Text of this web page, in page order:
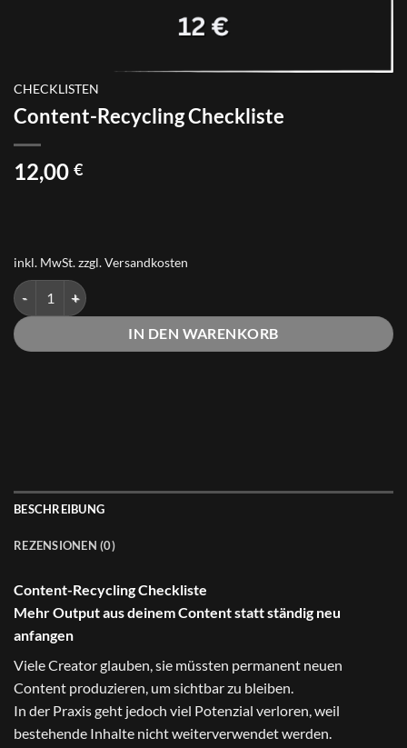
CHECKLISTEN
Content-Recycling Checkliste
12,00 €
inkl. MwSt.zzgl.Versandkosten
Content-Recycling Checkliste Menge
IN DEN WARENKORB
BESCHREIBUNG
REZENSIONEN (0)
Content-Recycling Checkliste
Mehr Output aus deinem Content statt ständig neu
anfangen
Viele Creator glauben, sie müssten permanent neuen
Content produzieren, um sichtbar zu bleiben.
In der Praxis geht jedoch viel Potenzial verloren, weil
bestehende Inhalte nicht weiterverwendet werden.